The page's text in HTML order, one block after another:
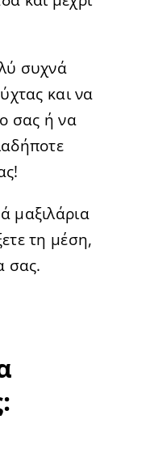
συχνά
και να
σας ή να
μαξιλάρια
τη μέση,
σας.